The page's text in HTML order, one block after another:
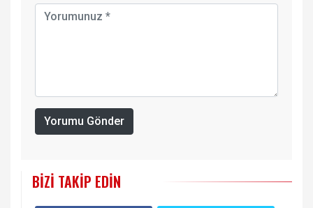
Yorumu Gönder
BIZI TAKIP EDIN